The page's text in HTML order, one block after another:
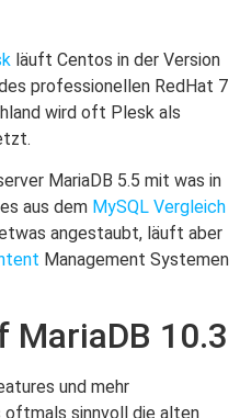
läuft Centos in der Version
professionellen RedHat 7
wird oft Plesk als
MariaDB 5.5 mit was in
aus dem MySQL Vergleich
angestaubt, läuft aber
Management Systemen
MariaDB 10.3
und mehr
oftmals sinnvoll die alten